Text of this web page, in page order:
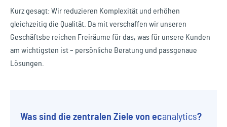
Kurz gesagt: Wir reduzieren Komplexität und erhöhen
gleichzeitig die Qualität. Da mit verschaffen wir unseren
Geschäftsbe reichen Freiräume für das, was für unsere Kunden
am wichtigsten ist – persönliche Beratung und passgenaue
Lösungen.
Was sind die zentralen Ziele von ecanalytics?